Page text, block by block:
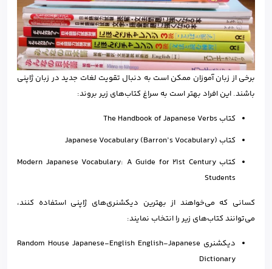
برخی از زبان آموزان ممکن است به دنبال تقویت لغات جدید در زبان ژاپنی
باشند. این افراد بهتر است به سراغ کتاب‌های زیر بروند:
کتاب The Handbook of Japanese Verbs
کتاب Japanese Vocabulary (Barron’s Vocabulary)
کتاب Modern Japanese Vocabulary: A Guide for 21st Century
Students
کسانی که می‌خواهند از بهترین دیکشنری‌های ژاپنی استفاده کنند،
می‌توانند کتاب‌های زیر را انتخاب نمایند:
دیکشنری Random House Japanese-English English-Japanese
Dictionary